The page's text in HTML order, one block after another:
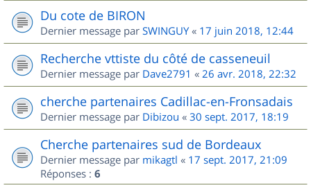
Du cote de BIRON
Dernier message par SWINGUY« 17 juin 2018, 12:44
Recherche vttiste du côté de casseneuil
Dernier message par Dave2791 « 26 avr. 2018, 22:32
cherche partenaires Cadillac-en-Fronsadais
Dernier message par Dibizou « 30 sept. 2017, 18:19
Cherche partenaires sud de Bordeaux
Dernier message par mikagtl « 17 sept. 2017, 21:09
Réponses : 6